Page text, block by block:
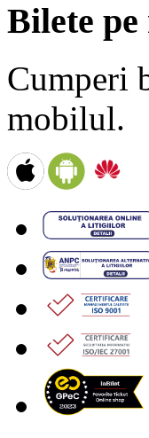
Bilete
Cumperi
mobilul.